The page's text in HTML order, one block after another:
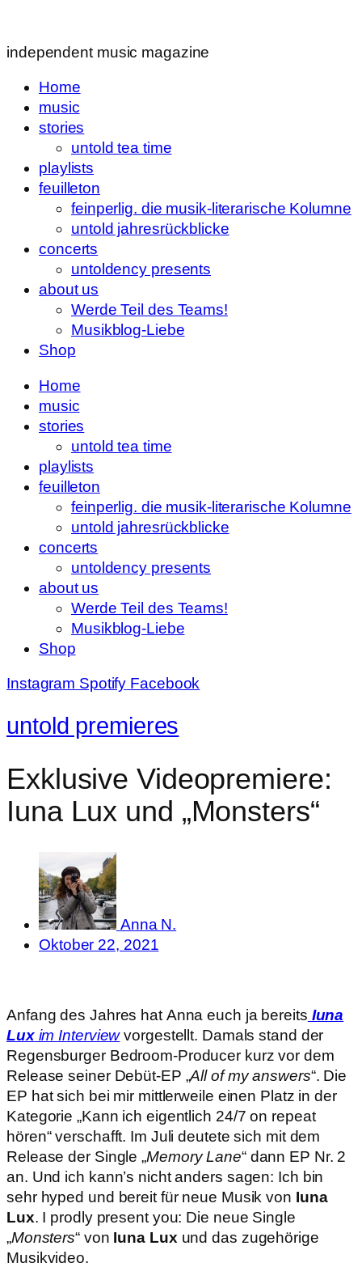
independent music magazine
Home
music
stories
untold tea time
playlists
feuilleton
feinperlig. die musik-literarische Kolumne
untold jahresrückblicke
concerts
untoldency presents
about us
Werde Teil des Teams!
Musikblog-Liebe
Shop
Home
music
stories
untold tea time
playlists
feuilleton
feinperlig. die musik-literarische Kolumne
untold jahresrückblicke
concerts
untoldency presents
about us
Werde Teil des Teams!
Musikblog-Liebe
Shop
Instagram Spotify Facebook
untold premieres
Exklusive Videopremiere:
Iuna Lux und „Monsters“
Anna N.
Oktober 22, 2021
Anfang des Jahres hat Anna euch ja bereits Iuna
Luxim Interviewvorgestellt. Damals stand der
Regensburger Bedroom-Producer kurz vor dem
Release seiner Debüt-EP „All of my answers“. Die
EP hat sich bei mir mittlerweile einen Platz in der
Kategorie „Kann ich eigentlich 24/7 on repeat
hören“ verschafft. Im Juli deutete sich mit dem
Release der Single „Memory Lane“ dann EP Nr. 2
an. Und ich kann’s nicht anders sagen: Ich bin
sehr hyped und bereit für neue Musik von Iuna
Lux. I prodly present you: Die neue Single
„Monsters“ von Iuna Lux und das zugehörige
Musikvideo.